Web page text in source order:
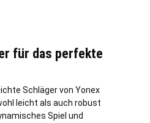
für das perfekte
Schläger von Yonex
leicht als auch robust
Spiel und